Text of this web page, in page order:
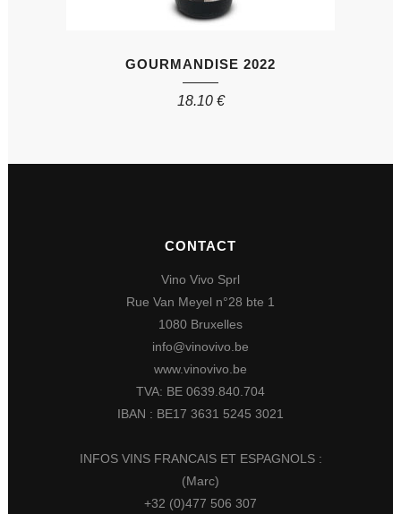
GOURMANDISE 2022
18.10 €
CONTACT
Vino Vivo Sprl
Rue Van Meyel n°28 bte 1
1080 Bruxelles
info@vinovivo.be
www.vinovivo.be
TVA: BE 0639.840.704
IBAN : BE17 3631 5245 3021
INFOS VINS FRANCAIS ET ESPAGNOLS :
(Marc)
+32 (0)477 506 307